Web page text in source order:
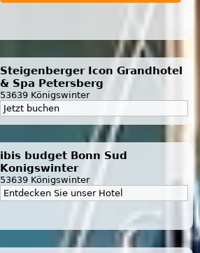
Steigenberger Icon Grandhotel
& Spa Petersberg
53639 Königswinter
Jetzt buchen
ibis budget Bonn Sud
Konigswinter
53639 Königswinter
Entdecken Sie unser Hotel